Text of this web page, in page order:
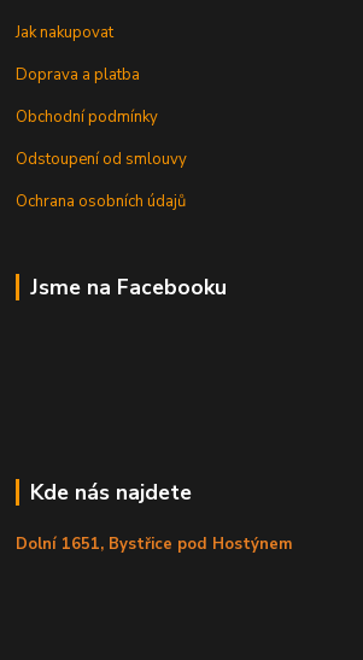
Jak nakupovat
Doprava a platba
Obchodní podmínky
Odstoupení od smlouvy
Ochrana osobních údajů
Jsme na Facebooku
Kde nás najdete
Dolní 1651, Bystřice pod Hostýnem